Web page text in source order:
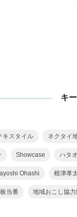
キ
キスタイル ネクタイ
Showcase ハタ
Ohashi 根津孝
当番 地域おこし協